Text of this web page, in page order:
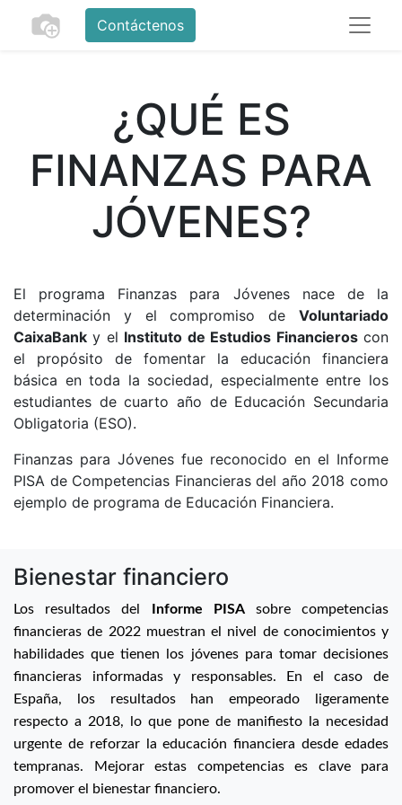
Contáctenos
¿QUÉ ES
FINANZAS PARA
JÓVENES?
El programa Finanzas para Jóvenes nace de la
determinación y el compromiso de Voluntariado
CaixaBank y el Instituto de Estudios Financieroscon
el propósito de fomentar la educación financiera
básica en toda la sociedad, especialmente entre los
estudiantes de cuarto año de Educación Secundaria
Obligatoria (ESO).
Finanzas para Jóvenes fue reconocido en el Informe
PISA de Competencias Financieras del año 2018 como
ejemplo de programa de Educación Financiera.
Bienestar financiero
Los resultados del Informe PISAsobre competencias
financieras de 2022 muestran el nivel de conocimientos y
habilidades que tienen los jóvenes para tomar decisiones
financieras informadas y responsables. En el caso de
España, los resultados han empeorado ligeramente
respecto a 2018, lo que pone de manifiesto la necesidad
urgente de reforzar la educación financiera desde edades
tempranas. Mejorar estas competencias es clave para
promover el bienestar financiero.